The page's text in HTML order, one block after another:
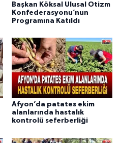
Başkan Köksal Ulusal Otizm
Konfederasyonu’nun
Programına Katıldı
Afyon’da patates ekim
alanlarında hastalık
kontrolü seferberliği